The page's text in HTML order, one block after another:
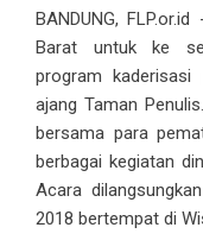
BANDUNG,
Barat untuk ke
program kaderisasi
ajang Taman
bersama para
berbagai kegiatan
Acara
2018 bertempat di